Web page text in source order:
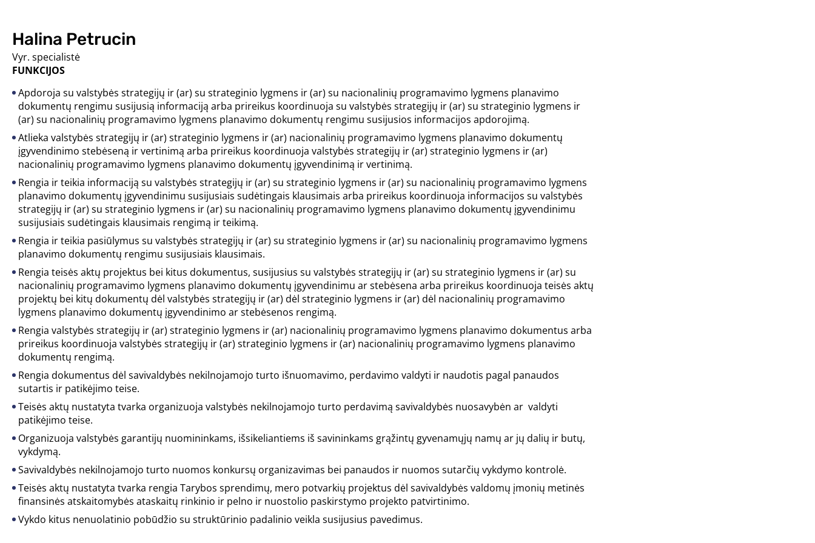
Halina Petrucin
Vyr. specialistė
FUNKCIJOS
Apdoroja su valstybės strategijų ir (ar) su strateginio lygmens ir (ar) su nacionalinių programavimo lygmens planavimo
dokumentų rengimu susijusią informaciją arba prireikus koordinuoja su valstybės strategijų ir (ar) su strateginio lygmens ir
(ar) su nacionalinių programavimo lygmens planavimo dokumentų rengimu susijusios informacijos apdorojimą.
Atlieka valstybės strategijų ir (ar) strateginio lygmens ir (ar) nacionalinių programavimo lygmens planavimo dokumentų
įgyvendinimo stebėseną ir vertinimą arba prireikus koordinuoja valstybės strategijų ir (ar) strateginio lygmens ir (ar)
nacionalinių programavimo lygmens planavimo dokumentų įgyvendinimą ir vertinimą.
Rengia ir teikia informaciją su valstybės strategijų ir (ar) su strateginio lygmens ir (ar) su nacionalinių programavimo lygmens
planavimo dokumentų įgyvendinimu susijusiais sudėtingais klausimais arba prireikus koordinuoja informacijos su valstybės
strategijų ir (ar) su strateginio lygmens ir (ar) su nacionalinių programavimo lygmens planavimo dokumentų įgyvendinimu
susijusiais sudėtingais klausimais rengimą ir teikimą.
Rengia ir teikia pasiūlymus su valstybės strategijų ir (ar) su strateginio lygmens ir (ar) su nacionalinių programavimo lygmens
planavimo dokumentų rengimu susijusiais klausimais.
Rengia teisės aktų projektus bei kitus dokumentus, susijusius su valstybės strategijų ir (ar) su strateginio lygmens ir (ar) su
nacionalinių programavimo lygmens planavimo dokumentų įgyvendinimu ar stebėsena arba prireikus koordinuoja teisės aktų
projektų bei kitų dokumentų dėl valstybės strategijų ir (ar) dėl strateginio lygmens ir (ar) dėl nacionalinių programavimo
lygmens planavimo dokumentų įgyvendinimo ar stebėsenos rengimą.
Rengia valstybės strategijų ir (ar) strateginio lygmens ir (ar) nacionalinių programavimo lygmens planavimo dokumentus arba
prireikus koordinuoja valstybės strategijų ir (ar) strateginio lygmens ir (ar) nacionalinių programavimo lygmens planavimo
dokumentų rengimą.
Rengia dokumentus dėl savivaldybės nekilnojamojo turto išnuomavimo, perdavimo valdyti ir naudotis pagal panaudos
sutartis ir patikėjimo teise.
Teisės aktų nustatyta tvarka organizuoja valstybės nekilnojamojo turto perdavimą savivaldybės nuosavybėn ar valdyti
patikėjimo teise.
Organizuoja valstybės garantijų nuomininkams, išsikeliantiems iš savininkams grąžintų gyvenamųjų namų ar jų dalių ir butų,
vykdymą.
Savivaldybės nekilnojamojo turto nuomos konkursų organizavimas bei panaudos ir nuomos sutarčių vykdymo kontrolė.
Teisės aktų nustatyta tvarka rengia Tarybos sprendimų, mero potvarkių projektus dėl savivaldybės valdomų įmonių metinės
finansinės atskaitomybės ataskaitų rinkinio ir pelno ir nuostolio paskirstymo projekto patvirtinimo.
Vykdo kitus nenuolatinio pobūdžio su struktūrinio padalinio veikla susijusius pavedimus.